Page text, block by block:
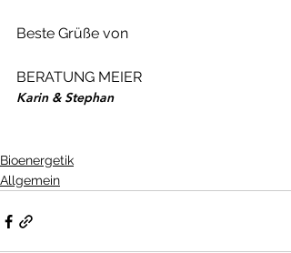
Beste Grüße von
BERATUNG MEIER
Karin & Stephan
Bioenergetik
Allgemein